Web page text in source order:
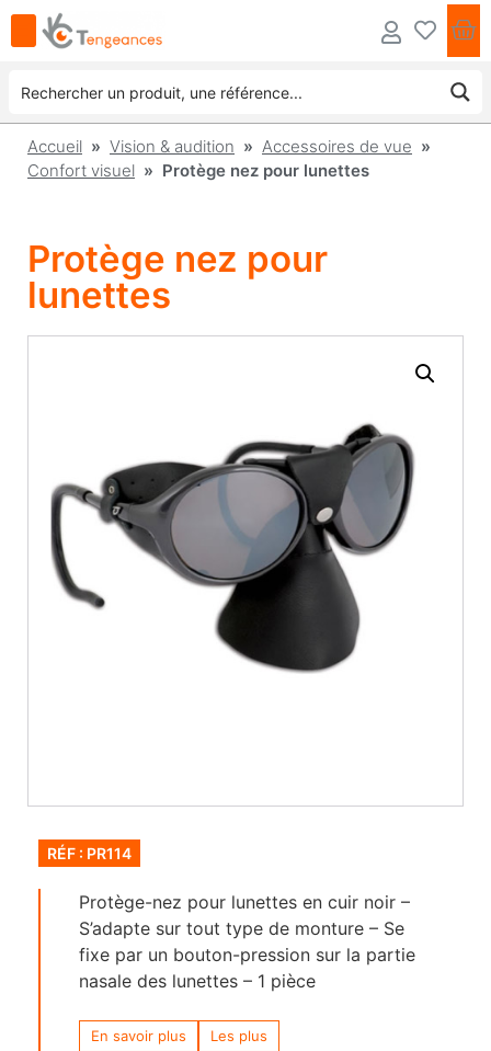
Accueil » Vision & audition » Accessoires de vue »
Confort visuel » Protège nez pour lunettes
Protège nez pour
lunettes
RÉF : PR114
Protège-nez pour lunettes en cuir noir –
S’adapte sur tout type de monture – Se
fixe par un bouton-pression sur la partie
nasale des lunettes – 1 pièce
En savoir plus Les plus